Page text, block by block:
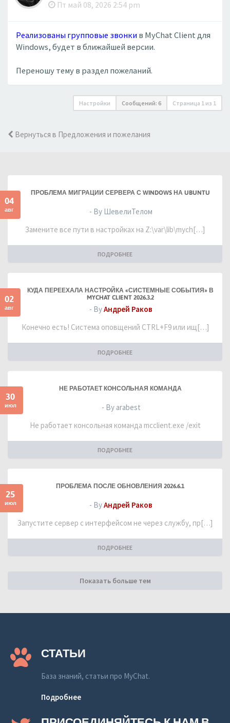
Пт май 08, 2026 2:54 pm
Реализованы групповые звонкив MyChat Client для
Windows, будет в ближайшей версии.
Переношу тему в раздел пожеланий.
Настройки Сообщений: 6 Страница 1 из 1
Вернуться в Предложения и пожелания
04
авг
ПРОБЛЕМА МИГРАЦИИ СЕРВЕРА С WINDOWS НА UBUNTU
- By ШевелиТелом
Замените все пути в настройках на Z:\var\lib\mych[…]
ПОДРОБНЕЕ
02
авг
КУДА ПЕРЕЕХАЛА НАСТРОЙКА «СИСТЕМНЫЕ СОБЫТИЯ» В
MYCHAT CLIENT 2026.3.2
- ByАндрей Раков
Конечно есть! Система оповщений CTRL+F9 или ищ[…]
ПОДРОБНЕЕ
30
июл
НЕ РАБОТАЕТ КОНСОЛЬНАЯ КОМАНДА
- By arabest
Не работает консольная команда mcclient.exe /exit
ПОДРОБНЕЕ
25
июл
ПРОБЛЕМА ПОСЛЕ ОБНОВЛЕНИЯ 2026.6.1
- ByАндрей Раков
Запустите сервер с интерфейсом не через службу, пр[…]
ПОДРОБНЕЕ
Показать больше тем
СТАТЬИ
База знаний, статьи про MyChat.
Подробнее